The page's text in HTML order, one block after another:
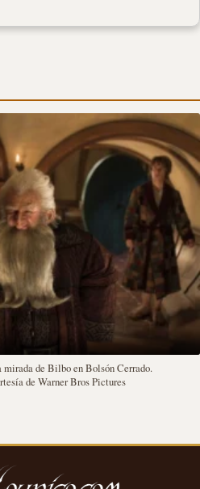
de Bilbo en Bolsón Cerrado.
de Warner Bros Pictures